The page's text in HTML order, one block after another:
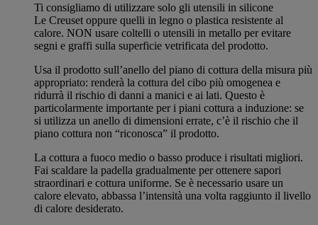
Ti consigliamo di utilizzare solo gli utensili in silicone
Le Creuset oppure quelli in legno o plastica resistente al
calore. NON usare coltelli o utensili in metallo per evitare
segni e graffi sulla superficie vetrificata del prodotto.
Usa il prodotto sull’anello del piano di cottura della misura più
appropriato: renderà la cottura del cibo più omogenea e
ridurrà il rischio di danni a manici e ai lati. Questo è
particolarmente importante per i piani cottura a induzione: se
si utilizza un anello di dimensioni errate, c’è il rischio che il
piano cottura non “riconosca” il prodotto.
La cottura a fuoco medio o basso produce i risultati migliori.
Fai scaldare la padella gradualmente per ottenere sapori
straordinari e cottura uniforme. Se è necessario usare un
calore elevato, abbassa l’intensità una volta raggiunto il livello
di calore desiderato.